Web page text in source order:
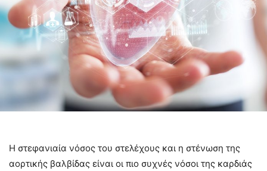
Η στεφανιαία νόσος του στελέχους και η στένωση της
αορτικής βαλβίδας είναι οι πιο συχνές νόσοι της καρδιάς